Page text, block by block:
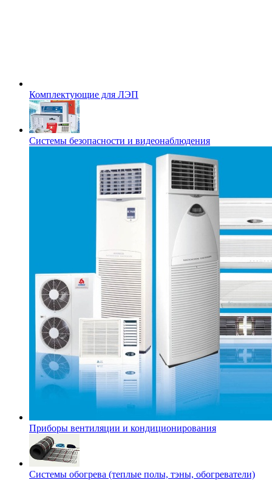
Комплектующие для ЛЭП
Системы безопасности и видеонаблюдения
Приборы вентиляции и кондиционирования
Системы обогрева (теплые полы, тэны, обогреватели)